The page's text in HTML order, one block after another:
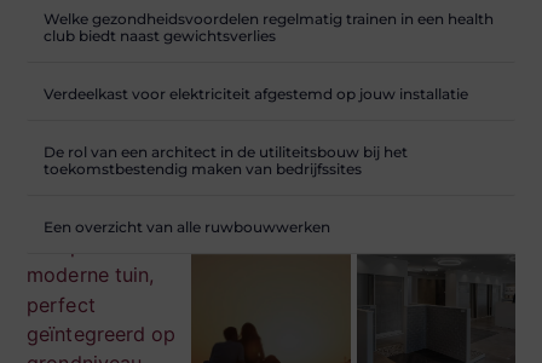
Welke gezondheidsvoordelen regelmatig trainen in een health
club biedt naast gewichtsverlies
Verdeelkast voor elektriciteit afgestemd op jouw installatie
De rol van een architect in de utiliteitsbouw bij het
toekomstbestendig maken van bedrijfssites
Een overzicht van alle ruwbouwwerken